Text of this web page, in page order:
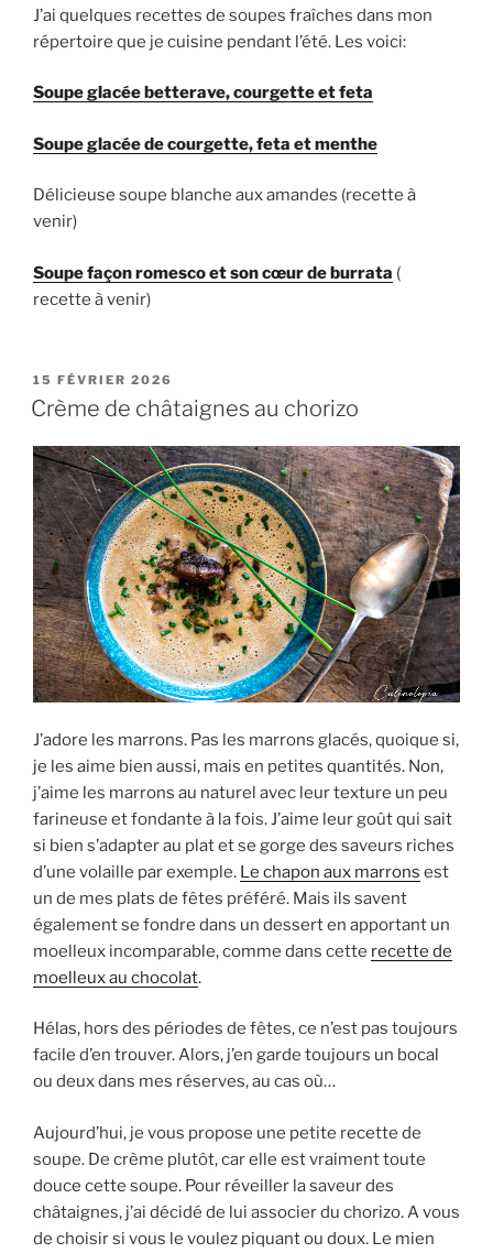
J’ai quelques recettes de soupes fraîches dans mon
répertoire que je cuisine pendant l’été. Les voici:
Soupe glacée betterave, courgette et feta
Soupe glacée de courgette, feta et menthe
Délicieuse soupe blanche aux amandes (recette à
venir)
Soupe façon romesco et son cœur de burrata (
recette à venir)
PUBLIÉ
LE
15 FÉVRIER 2026
Crème de châtaignes au chorizo
J’adore les marrons. Pas les marrons glacés, quoique si,
je les aime bien aussi, mais en petites quantités. Non,
j’aime les marrons au naturel avec leur texture un peu
farineuse et fondante à la fois. J’aime leur goût qui sait
si bien s’adapter au plat et se gorge des saveurs riches
d’une volaille par exemple. Le chapon aux marrons est
un de mes plats de fêtes préféré. Mais ils savent
également se fondre dans un dessert en apportant un
moelleux incomparable, comme dans cette recette de
moelleux au chocolat.
Hélas, hors des périodes de fêtes, ce n’est pas toujours
facile d’en trouver. Alors, j’en garde toujours un bocal
ou deux dans mes réserves, au cas où…
Aujourd’hui, je vous propose une petite recette de
soupe. De crème plutôt, car elle est vraiment toute
douce cette soupe. Pour réveiller la saveur des
châtaignes, j’ai décidé de lui associer du chorizo. A vous
de choisir si vous le voulez piquant ou doux. Le mien